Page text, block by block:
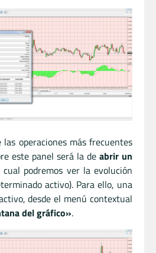
operaciones más frecuentes
este panel será la de abrir un
cual podremos ver la evolución
activo). Para ello, una
desde el menú contextual
del gráfico».